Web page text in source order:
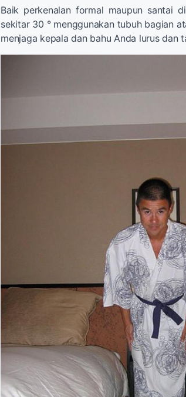
Baik perkenalan formal maupun santai
sekitar 30 ° menggunakan tubuh bagian
menjaga kepala dan bahu Anda lurus dan